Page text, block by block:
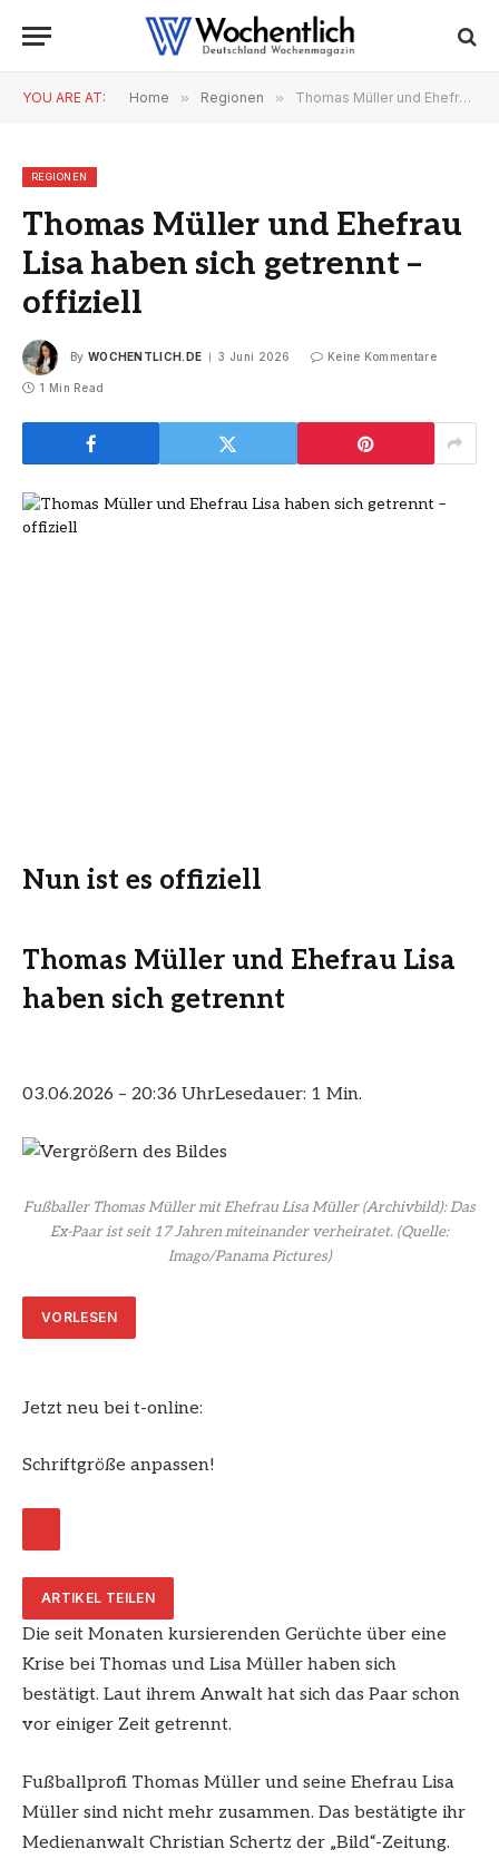
YOU ARE AT: Home » Regionen » Thomas Müller und Ehefrau Lisa haben sich getrennt – offiziell
REGIONEN
Thomas Müller und Ehefrau
Lisa haben sich getrennt –
offiziell
By WOCHENTLICH.DE 3 Juni 2026 Keine Kommentare
1 Min Read
Nun ist es offiziell
Thomas Müller und Ehefrau Lisa
haben sich getrennt
03.06.2026 – 20:36 UhrLesedauer: 1 Min.
Fußballer Thomas Müller mit Ehefrau Lisa Müller (Archivbild): Das
Ex-Paar ist seit 17 Jahren miteinander verheiratet. (Quelle:
Imago/Panama Pictures)
VORLESEN
Jetzt neu bei t-online:
Schriftgröße anpassen!
ARTIKEL TEILEN
Die seit Monaten kursierenden Gerüchte über eine
Krise bei Thomas und Lisa Müller haben sich
bestätigt. Laut ihrem Anwalt hat sich das Paar schon
vor einiger Zeit getrennt.
Fußballprofi Thomas Müller und seine Ehefrau Lisa
Müller sind nicht mehr zusammen. Das bestätigte ihr
Medienanwalt Christian Schertz der „Bild“-Zeitung.